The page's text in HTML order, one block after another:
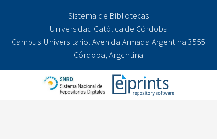
Sistema de Bibliotecas
Universidad Católica de Córdoba
Campus Universitario. Avenida Armada Argentina 3555
Córdoba, Argentina